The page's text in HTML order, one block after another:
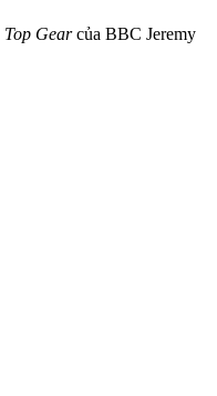
Top Gearcủa BBC Jeremy